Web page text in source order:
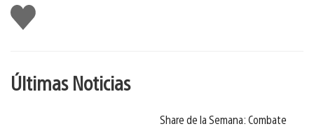
Me
gusta
Últimas Noticias
Share de la Semana: Combate